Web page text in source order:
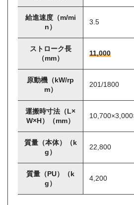
給進速度（m/mi
n）
3.5
ストローク長
（mm）
11,000
原動機（kW/rp
m）
201/1800
運搬時寸法（L×
W×H）（mm）
質量（本体）（k
g）
22,800
質量（PU）（k
g）
4,200